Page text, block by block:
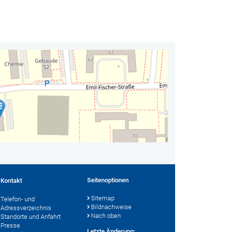
Kontakt
Telefon- und
Adressverzeichnis
Standorte und Anfahrt
Presse
Seitenoptionen
Sitemap
Bildnachweise
Nach oben